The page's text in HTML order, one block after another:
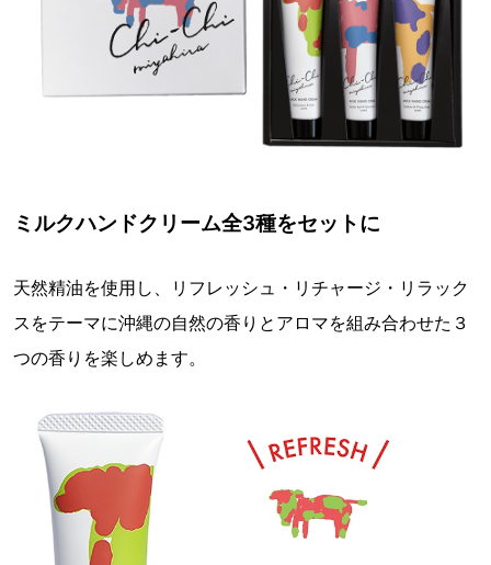
ミルクハンドクリーム全3種をセットに
天然精油を使用し、リフレッシュ・リチャージ・リラック
スをテーマに沖縄の自然の香りとアロマを組み合わせた３
つの香りを楽しめます。